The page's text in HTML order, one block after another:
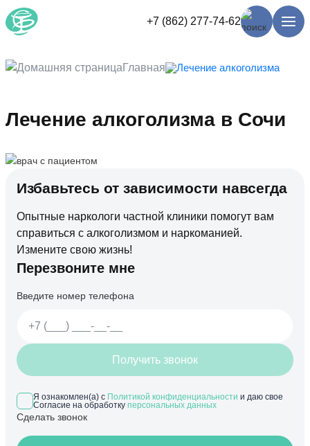
+7 (862) 277-74-62
Главная Лечение алкоголизма
Лечение алкоголизма в Сочи
Избавьтесь от зависимости навсегда
Опытные наркологи частной клиники помогут вам
справиться с алкоголизмом и наркоманией.
Измените свою жизнь!
Перезвоните мне
Введите номер телефона
Получить звонок
Я ознакомлен(а) с Политикой конфиденциальности и даю свое
Согласие на обработку персональных данных
Сделать звонок